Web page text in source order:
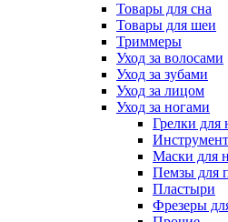
Товары для сна
Товары для шеи
Триммеры
Уход за волосами
Уход за зубами
Уход за лицом
Уход за ногами
Грелки для
Маски для
Пемзы для
Пластыри
Фрезеры